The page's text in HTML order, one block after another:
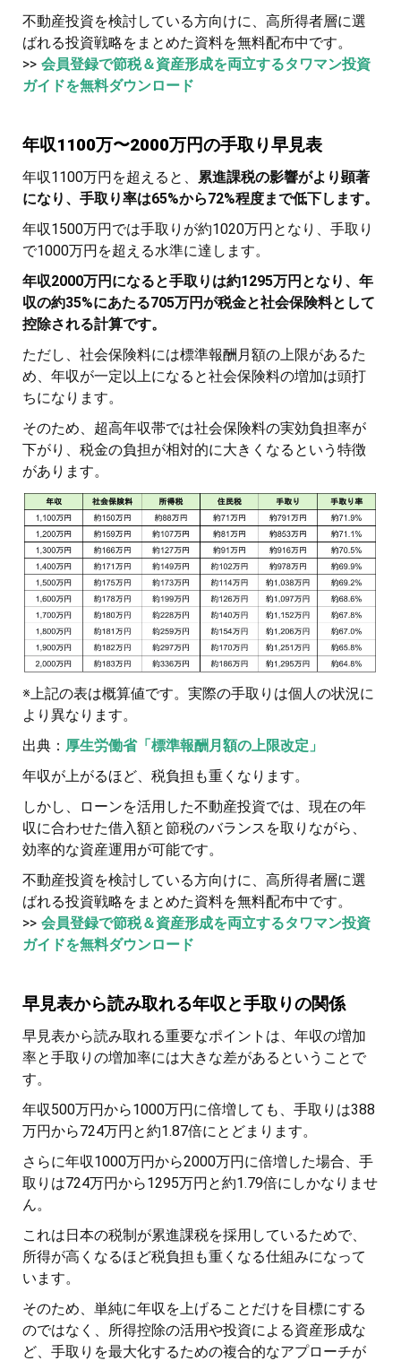
不動産投資を検討している方向けに、高所得者層に選
ばれる投資戦略をまとめた資料を無料配布中です。
>> 会員登録で節税＆資産形成を両立するタワマン投資
ガイドを無料ダウンロード
年収1100万〜2000万円の手取り早見表
年収1100万円を超えると、
累進課税の影響がより顕著
になり、手取り率は65%から72%程度まで低下します。
年収1500万円では手取りが約1020万円となり、手取り
で1000万円を超える水準に達します。
年収2000万円になると手取りは約1295万円となり、年
収の約35%にあたる705万円が税金と社会保険料として
控除される計算です。
ただし、社会保険料には標準報酬月額の上限があるた
め、年収が一定以上になると社会保険料の増加は頭打
ちになります。
そのため、超高年収帯では社会保険料の実効負担率が
下がり、税金の負担が相対的に大きくなるという特徴
があります。
※上記の表は概算値です。実際の手取りは個人の状況に
より異なります。
出典： 厚生労働省「標準報酬月額の上限改定」
年収が上がるほど、税負担も重くなります。
しかし、ローンを活用した不動産投資では、現在の年
収に合わせた借入額と節税のバランスを取りながら、
効率的な資産運用が可能です。
不動産投資を検討している方向けに、高所得者層に選
ばれる投資戦略をまとめた資料を無料配布中です。
>> 会員登録で節税＆資産形成を両立するタワマン投資
ガイドを無料ダウンロード
早見表から読み取れる年収と手取りの関係
早見表から読み取れる重要なポイントは、年収の増加
率と手取りの増加率には大きな差があるということで
す。
年収500万円から1000万円に倍増しても、手取りは388
万円から724万円と約1.87倍にとどまります。
さらに年収1000万円から2000万円に倍増した場合、手
取りは724万円から1295万円と約1.79倍にしかなりませ
ん。
これは日本の税制が累進課税を採用しているためで、
所得が高くなるほど税負担も重くなる仕組みになって
います。
そのため、単純に年収を上げることだけを目標にする
のではなく、所得控除の活用や投資による資産形成な
ど、手取りを最大化するための複合的なアプローチが